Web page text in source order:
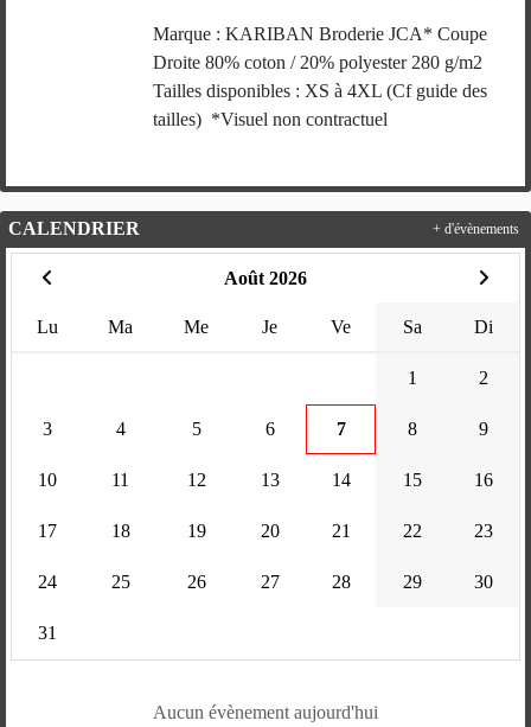
Marque : KARIBAN Broderie JCA* Coupe
Droite 80% coton / 20% polyester 280 g/m2
Tailles disponibles : XS à 4XL (Cf guide des
tailles) *Visuel non contractuel
CALENDRIER
Août 2026
Lu Ma Me Je Ve Sa Di
1 2
3 4 5 6 7 8 9
10 11 12 13 14 15 16
17 18 19 20 21 22 23
24 25 26 27 28 29 30
31
Aucun évènement aujourd'hui
+ d'évènements